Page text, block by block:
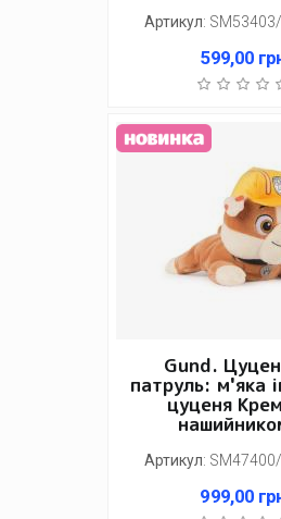
Артикул:
599,00
Gund.
патруль: м'яка
цуценя
Артикул:
999,00